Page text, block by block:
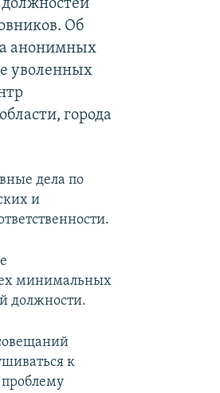
Об
анонимных
уволенных
города
дела по
и
минимальных
должности.
к